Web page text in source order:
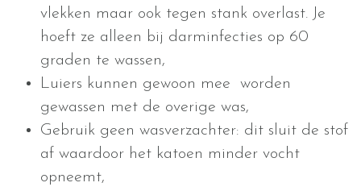
vlekken maar ook tegen stank overlast. Je
hoeft ze alleen bij darminfecties op 60
graden te wassen,
Luiers kunnen gewoon mee worden
gewassen met de overige was,
Gebruik geen wasverzachter: dit sluit de stof
af waardoor het katoen minder vocht
opneemt,